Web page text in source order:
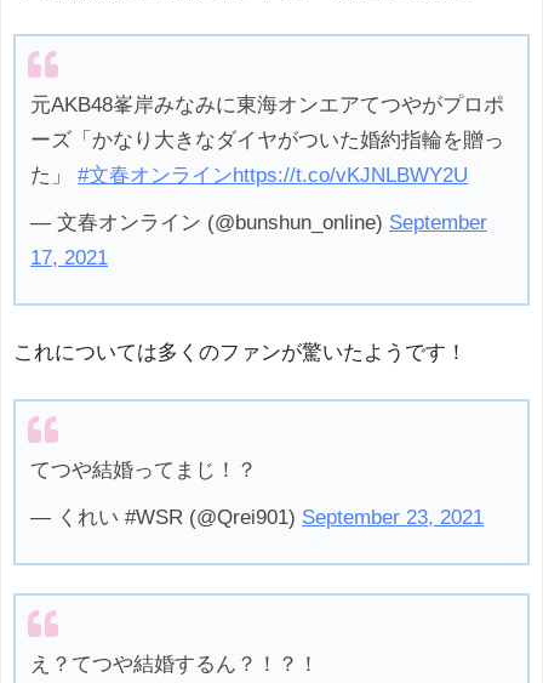
元AKB48峯岸みなみに東海オンエアてつやがプロポ
ーズ「かなり大きなダイヤがついた婚約指輪を贈っ
た」 #文春オンラインhttps://t.co/vKJNLBWY2U
— 文春オンライン (@bunshun_online) September
17, 2021
これについては多くのファンが驚いたようです！
てつや結婚ってまじ！？
— くれい #WSR (@Qrei901) September 23, 2021
え？てつや結婚するん？！？！